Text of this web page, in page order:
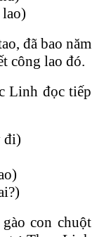
đã bao năm
công lao đó.
Linh đọc tiếp
đi)
con chuột